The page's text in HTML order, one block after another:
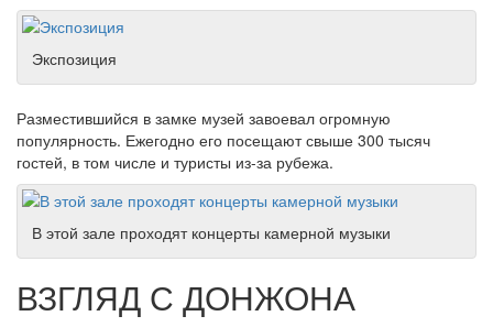
Экспозиция
Разместившийся в замке музей завоевал огромную
популярность. Ежегодно его посещают свыше 300 тысяч
гостей, в том числе и туристы из-за рубежа.
В этой зале проходят концерты камерной музыки
ВЗГЛЯД С ДОНЖОНА